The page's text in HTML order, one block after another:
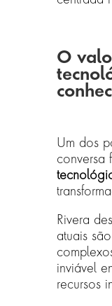
O
Um dos
conversa
Rivera
atuais
inviável
recursos